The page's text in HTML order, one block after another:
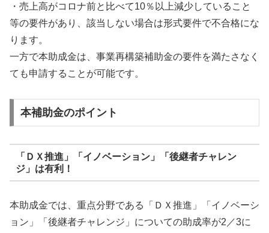
・売上高がコロナ前と比べて10％以上減少していること
等の要件があり、該当しない場合は形式要件で不合格にな
ります。
一方で本助成金は、事業再構築補助金の要件を満たさなく
ても申請することが可能です。
本補助金のポイント
「ＤＸ推進」「イノベーション」「後継者チャレン
ジ」は有利！
本助成金では、重点分野である「ＤＸ推進」「イノベーシ
ョン」「後継者チャレンジ」についての助成率が2／3に